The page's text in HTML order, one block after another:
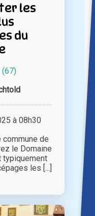
les
du
(67)
à 08h30
commune de
le Domaine
typiquement
les [...]